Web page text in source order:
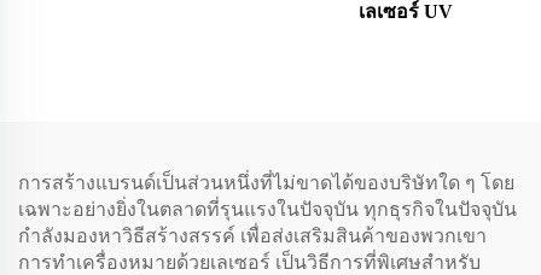
เลเซอร์ UV
การสร้างแบรนด์เป็นส่วนหนึ่งที่ไม่ขาดได้ของบริษัทใด ๆ โดย
เฉพาะอย่างยิ่งในตลาดที่รุนแรงในปัจจุบัน ทุกธุรกิจในปัจจุบัน
กําลังมองหาวิธีสร้างสรรค์ เพื่อส่งเสริมสินค้าของพวกเขา
การทําเครื่องหมายด้วยเลเซอร์ เป็นวิธีการที่พิเศษสําหรับ